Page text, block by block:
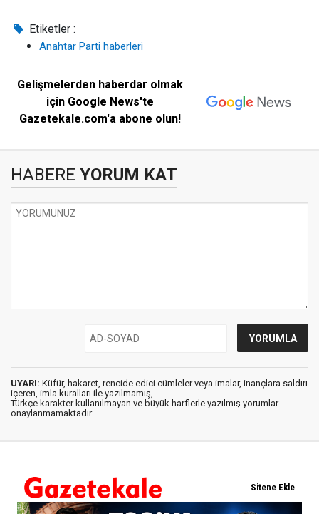
Etiketler :
Anahtar Parti haberleri
Gelişmelerden haberdar olmak
için Google News'te
Gazetekale.com'a abone olun!
HABERE YORUM KAT
UYARI: Küfür, hakaret, rencide edici cümleler veya imalar, inançlara saldırı
içeren, imla kuralları ile yazılmamış,
Türkçe karakter kullanılmayan ve büyük harflerle yazılmış yorumlar
onaylanmamaktadır.